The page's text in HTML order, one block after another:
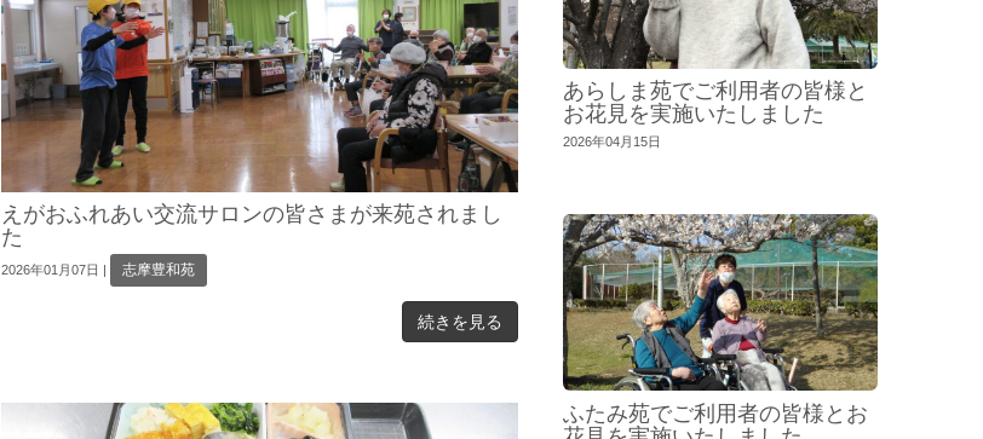
えがおふれあい交流サロンの皆さまが来苑されまし
た
2026年01月07日 志摩豊和苑
続きを見る
あらしま苑でご利用者の皆様と
お花見を実施いたしました
2026年04月15日
ふたみ苑でご利用者の皆様とお